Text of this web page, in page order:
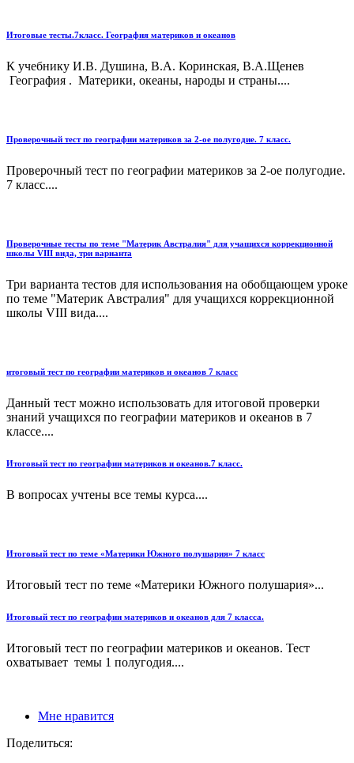
Итоговые тесты.7класс. География материков и океанов
К учебнику И.В. Душина, В.А. Коринская, В.А.Щенев
География . Материки, океаны, народы и страны....
Проверочный тест по географии материков за 2-ое полугодие. 7 класс.
Проверочный тест по географии материков за 2-ое полугодие.
7 класс....
Проверочные тесты по теме "Материк Австралия" для учащихся коррекционной
школы VIII вида, три варианта
Три варианта тестов для использования на обобщающем уроке
по теме "Материк Австралия" для учащихся коррекционной
школы VIII вида....
итоговый тест по географии материков и океанов 7 класс
Данный тест можно использовать для итоговой проверки
знаний учащихся по географии материков и океанов в 7
классе....
Итоговый тест по географии материков и океанов.7 класс.
В вопросах учтены все темы курса....
Итоговый тест по теме «Материки Южного полушария» 7 класс
Итоговый тест по теме «Материки Южного полушария»...
Итоговый тест по географии материков и океанов для 7 класса.
Итоговый тест по географии материков и океанов. Тест
охватывает темы 1 полугодия....
Мне нравится
Поделиться: